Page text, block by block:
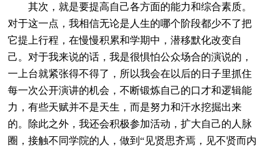
其次，就是要提高自己各方面的能力和综合素质。
对于这一点，我相信无论是人生的哪个阶段都少不了把
它提上行程，在慢慢积累和学期中，潜移默化改变自
己。对于我来说的话，我是很惧怕公众场合的演说的，
一上台就紧张得不得了，所以我会在以后的日子里抓住
每一次公开演讲的机会，不断锻炼自己的口才和逻辑能
力，有些天赋并不是天生，而是努力和汗水挖掘出来
的。除此之外，我还会积极参加活动，扩大自己的人脉
圈，接触不同学院的人，做到“见贤思齐焉，见不贤而内